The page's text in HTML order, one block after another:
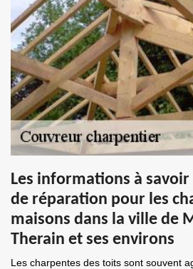
Les informations à
de réparation pour les
maisons dans la ville de
Therain et ses environs
Les charpentes des toits sont souvent